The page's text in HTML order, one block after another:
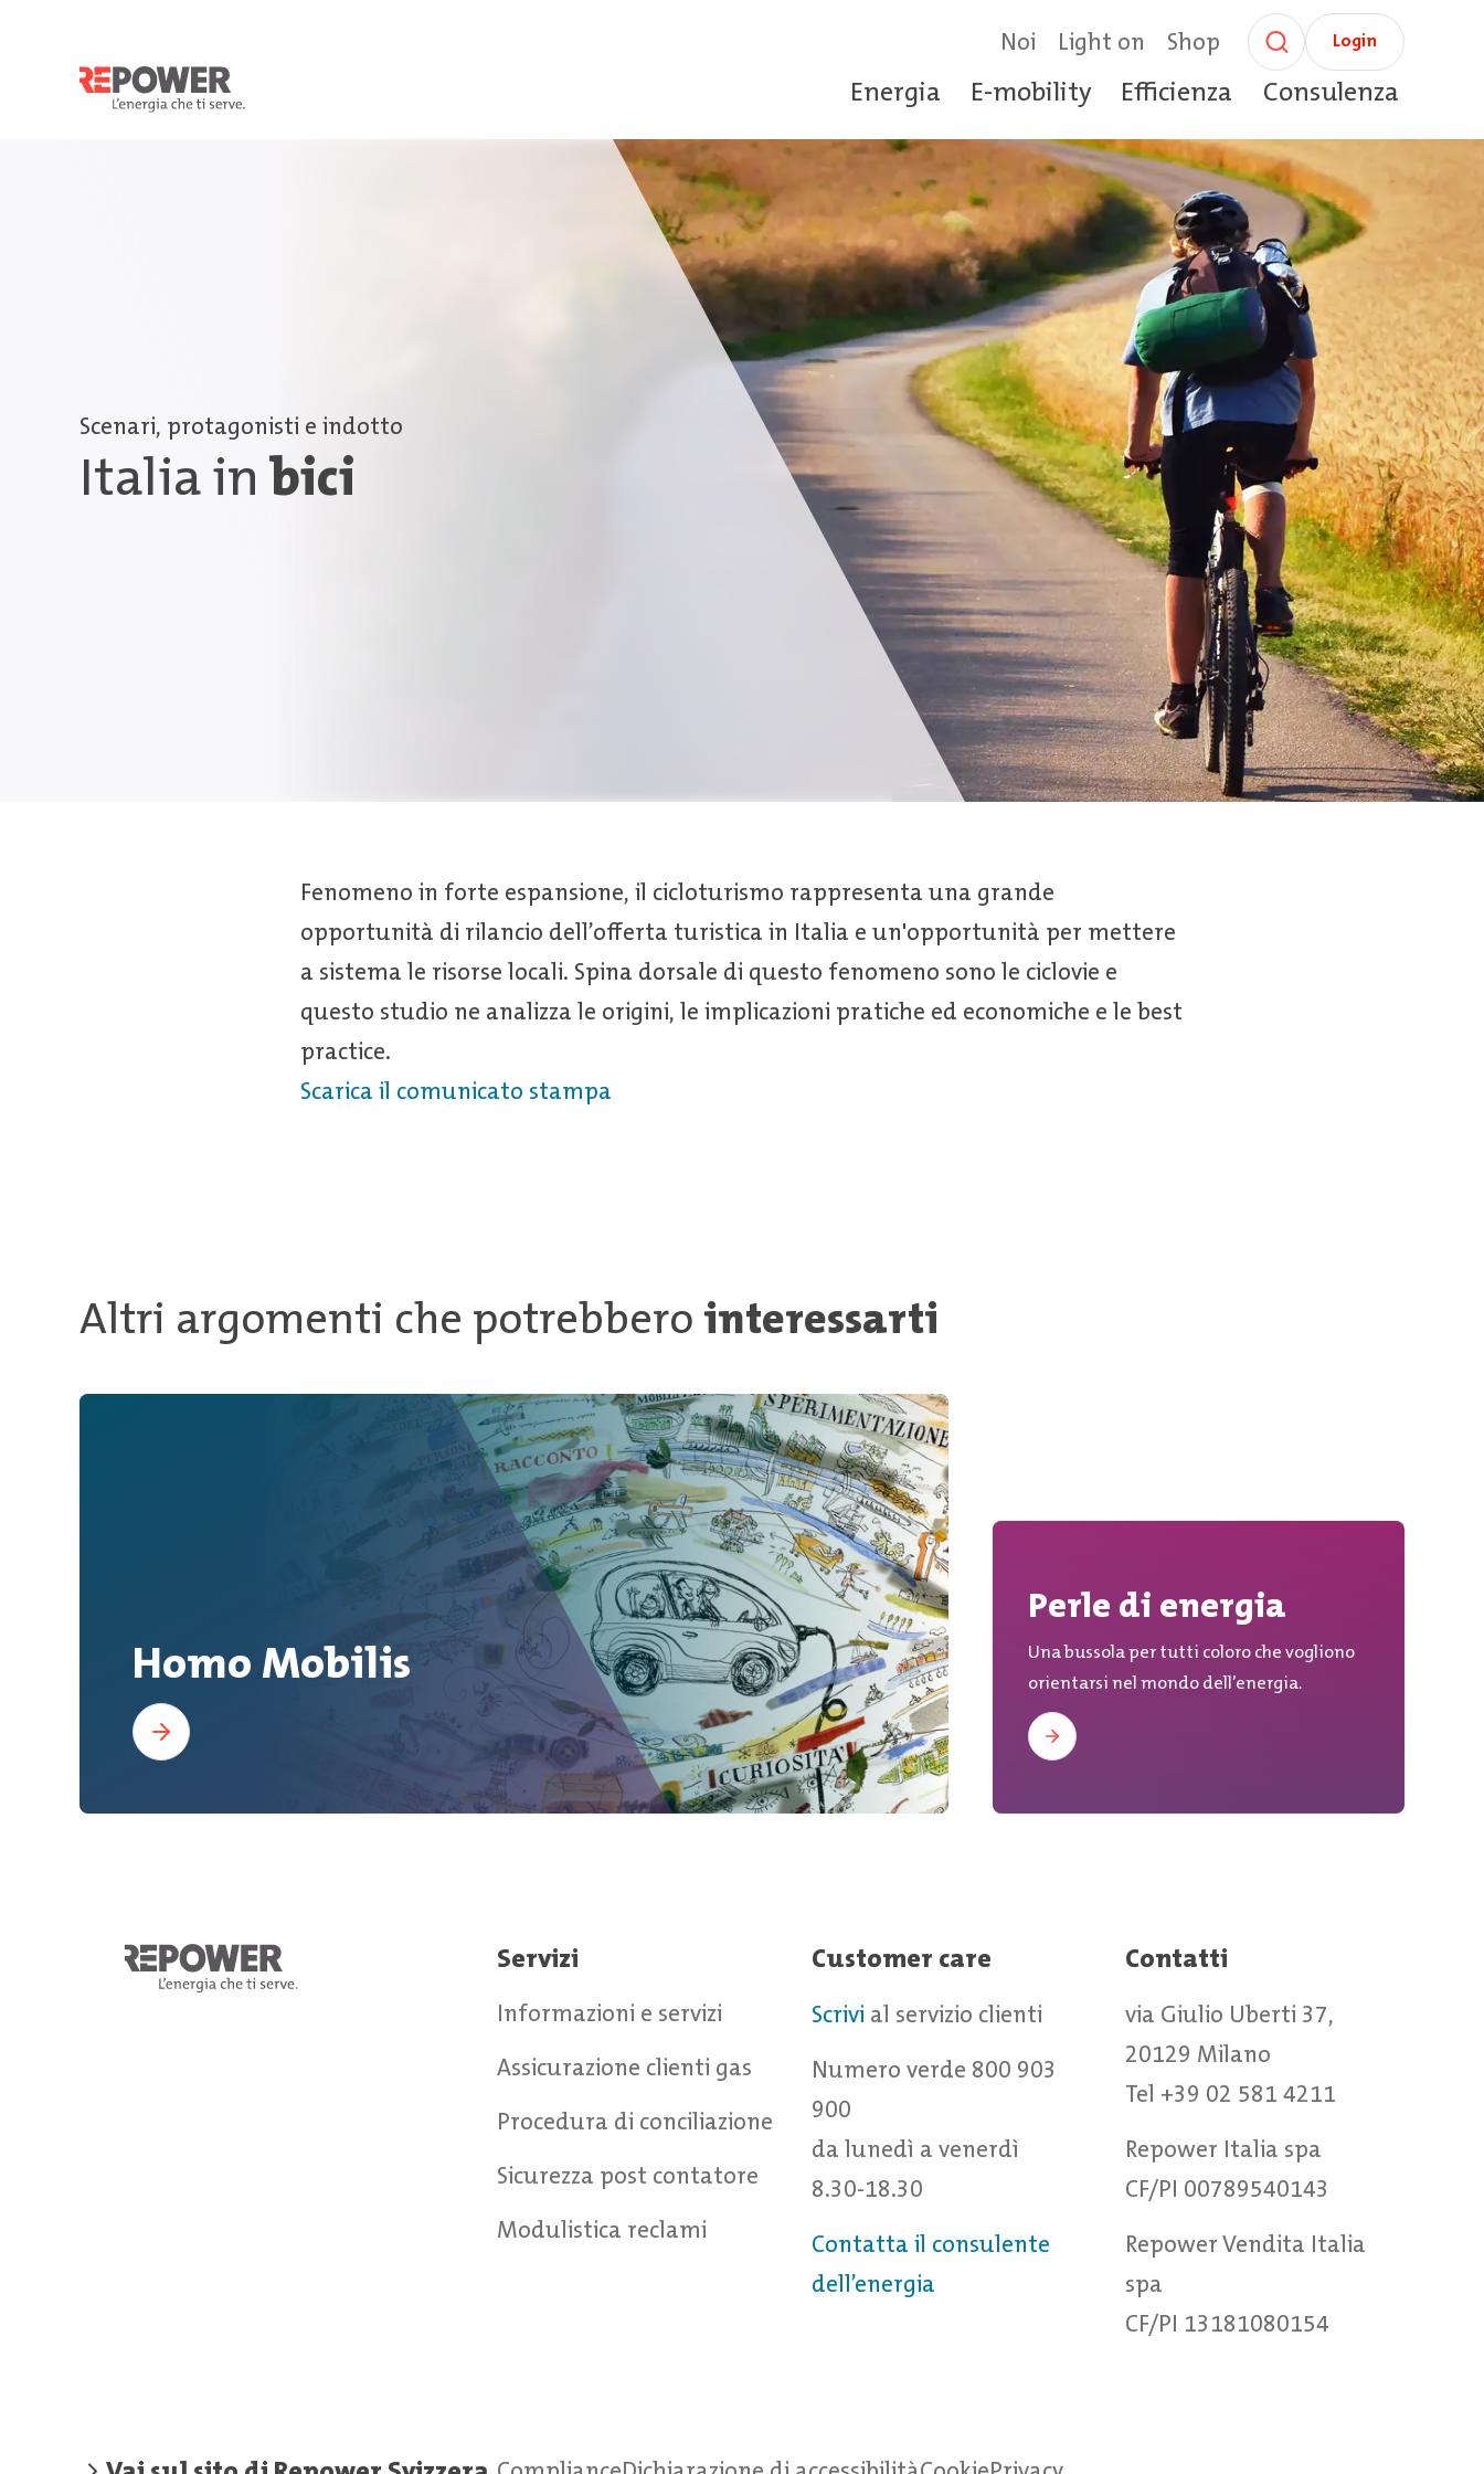
Noi Light on Shop Login
Energia E-mobility Efficienza Consulenza
Scenari, protagonisti e indotto
Italia inbici
Fenomeno in forte espansione, il cicloturismo rappresenta una grande
opportunità di rilancio dell’offerta turistica in Italia e un'opportunità per mettere
a sistema le risorse locali. Spina dorsale di questo fenomeno sono le ciclovie e
questo studio ne analizza le origini, le implicazioni pratiche ed economiche e le best
practice.
Scarica il comunicato stampa
Altri argomenti che potrebbero interessarti
Homo Mobilis
Perle di energia
Una bussola per tutti coloro che vogliono
orientarsi nel mondo dell’energia.
Servizi
Informazioni e servizi
Assicurazione clienti gas
Procedura di conciliazione
Sicurezza post contatore
Modulistica reclami
Customer care
Scrivi al servizio clienti
Numero verde 800 903
900
da lunedì a venerdì
8.30-18.30
Contatta il consulente
dell’energia
Contatti
via Giulio Uberti 37,
20129 Milano
Tel +39 02 581 4211
Repower Italia spa
CF/PI 00789540143
Repower Vendita Italia
spa
CF/PI 13181080154